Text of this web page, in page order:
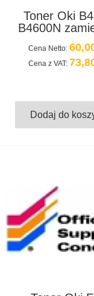
Toner Oki
B4600N
Cena Netto:
Cena z VAT:
Dodaj do